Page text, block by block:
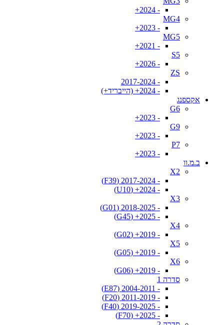
- 2024+
MG4
- 2023+
MG5
- 2021+
S5
- 2026+
ZS
- 2017-2024
- 2024+ (הייבריד+)
אקספנג
G6
- 2023+
G9
- 2023+
P7
- 2023+
ב.מ.וו
X2
- 2017-2024 (F39)
- 2024+ (U10)
X3
- 2018-2025 (G01)
- 2025+ (G45)
X4
- 2019+ (G02)
X5
- 2019+ (G05)
X6
- 2019+ (G06)
סדרה 1
- 2004-2011 (E87)
- 2011-2019 (F20)
- 2019-2025 (F40)
- 2025+ (F70)